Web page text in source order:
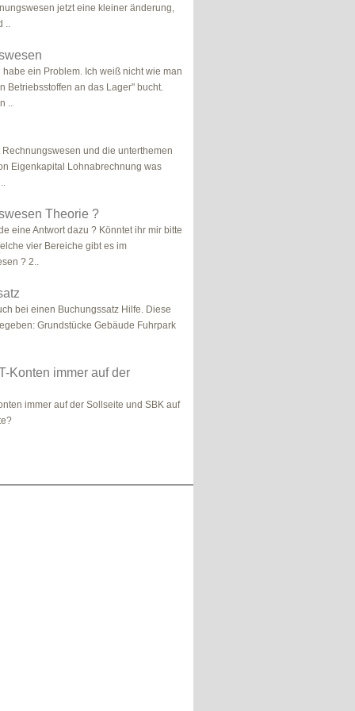
jetzt eine kleiner änderung,
..
habe ein Problem. Ich weiß nicht wie man
Betriebsstoffen an das Lager" bucht.
..
Rechnungswesen und die unterthemen
Eigenkapital Lohnabrechnung was
Theorie ?
eine Antwort dazu ? Könntet ihr mir bitte
vier Bereiche gibt es im
? 2..
bei einen Buchungssatz Hilfe. Diese
Grundstücke Gebäude Fuhrpark
Konten immer auf der
immer auf der Sollseite und SBK auf